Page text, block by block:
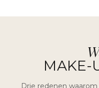
MAKE-
Drie redenen